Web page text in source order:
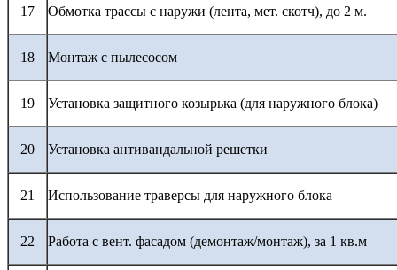
17 Обмотка трассы с наружи (лента, мет. скотч), до 2 м.
18 Монтаж с пылесосом
19 Установка защитного козырька (для наружного блока)
20 Установка антивандальной решетки
21 Использование траверсы для наружного блока
22 Работа с вент. фасадом (демонтаж/монтаж), за 1 кв.м